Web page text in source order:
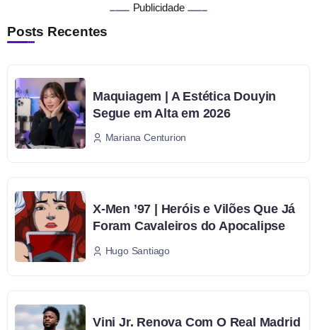
Publicidade
Posts Recentes
Maquiagem | A Estética Douyin
Segue em Alta em 2026
Mariana Centurion
X-Men ’97 | Heróis e Vilões Que Já
Foram Cavaleiros do Apocalipse
Hugo Santiago
Vini Jr. Renova Com O Real Madrid